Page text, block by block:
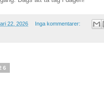
22, 2026 Inga kommentarer: